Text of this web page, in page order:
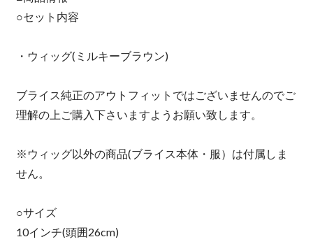
○セット内容
・ウィッグ(ミルキーブラウン)
ブライス純正のアウトフィットではございませんのでご
理解の上ご購入下さいますようお願い致します。
※ウィッグ以外の商品(ブライス本体・服）は付属しま
せん。
○サイズ
10インチ(頭囲26cm)